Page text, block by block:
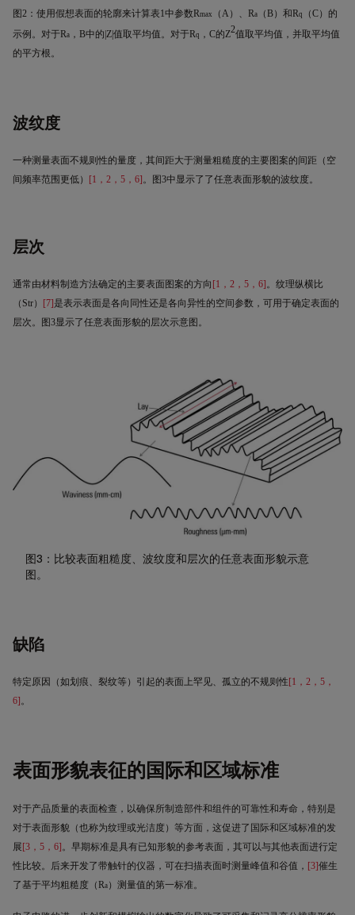
图2 ：使用假想表面的轮廓来计算表1中参数Rmax （A） 、 Ra （B） 和Rq （C） 的
示例。对于Ra ， B中的 |Z|值取平均值。对于Rq ， C的Z2值取平均值，并取平均值
的平方根。
波纹度
一种测量表面不规则性的量度，其间距大于测量粗糙度的主要图案的间距（空
间频率范围更低）
[1 ， 2 ， 5 ， 6] 。图3中显示了了任意表面形貌的波纹度。
层次
通常由材料制造方法确定的主要表面图案的方向 [1 ， 2 ， 5 ， 6] 。纹理纵横比
（ Str） [7] 是表示表面是各向同性还是各向异性的空间参数，可用于确定表面的
层次。图3显示了任意表面形貌的层次示意图。
图3：比较表面粗糙度、波纹度和层次的任意表面形貌示意
图。
缺陷
特定原因（如划痕、裂纹等）引起的表面上罕见、孤立的不规则性[1 ， 2 ， 5 ，
6] 。
表面形貌表征的国际和区域标准
对于产品 质量的表面检查 ，以确保所制造部件和组件的可靠性和寿命，特别是
对于表面形貌（也称为纹理或光洁度）等方面，这促进了国际和区域标准的发
展[3 ， 5 ， 6] 。早期标准是具有已知形貌的参考表面，其可以与其他表面进行定
性比较。后来开发了带触针的仪器，可在扫描表面时测量峰值和谷值， [3]催生
了基于平均粗糙度（Ra ）测量值的第一标准。